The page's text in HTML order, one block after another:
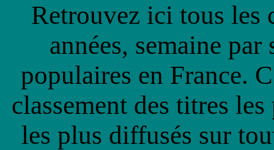
Retrouvez ici tous les
années, semaine
populaires en France.
classement des titres
les plus diffusés sur